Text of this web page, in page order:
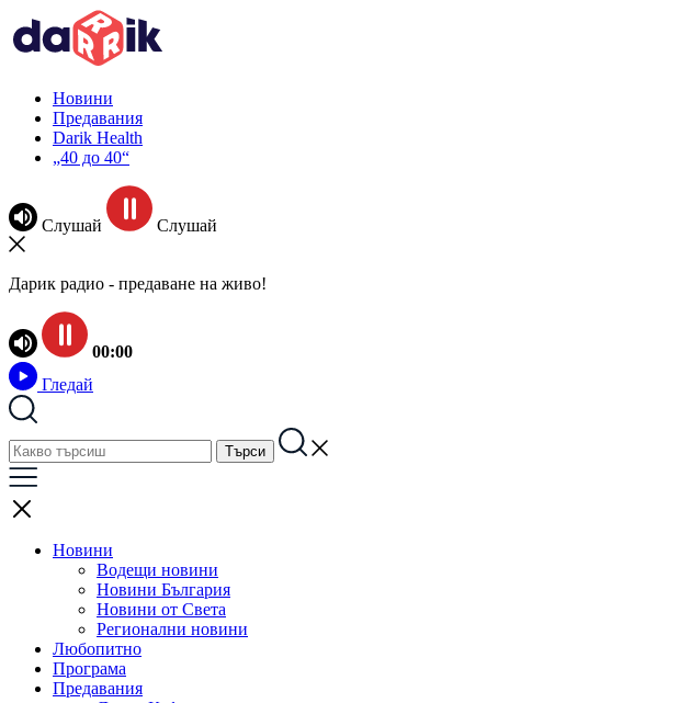
Новини
Предавания
Darik Health
„40 до 40“
Слушай Слушай
Дарик радио - предаване на живо!
00:00
Гледай
Новини
Водещи новини
Новини България
Новини от Света
Регионални новини
Любопитно
Програма
Предавания